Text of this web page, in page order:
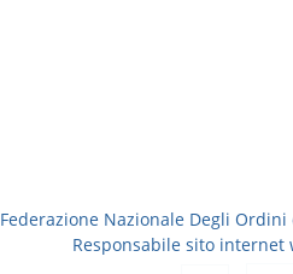
Federazione Nazionale Degli
Responsabile sito internet